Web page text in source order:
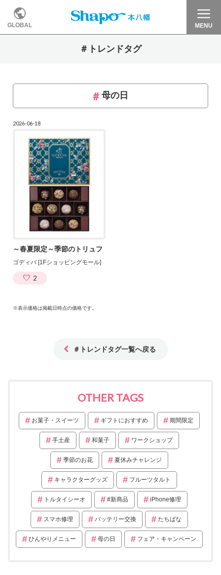
GLOBAL MENU
＃トレンドタグ
母の日
2026-06-18
～春夏限定～季節のトリュフ
ゴディバ [1Fショッピングモール]
2
※表示価格は掲載日時点の価格です。
＃トレンドタグ一覧へ戻る
OTHER TAGS
お菓子・スイーツ ギフトにおすすめ 期間限定
手土産 和菓子 ワークショップ
季節のお花 夏休みチャレンジ
キャラクターグッズ フルーツタルト
トルタイシーオ #新商品 iPhone修理
スマホ修理 バッテリー交換 たちばな
ひんやりメニュー 母の日 フェア・キャンペーン